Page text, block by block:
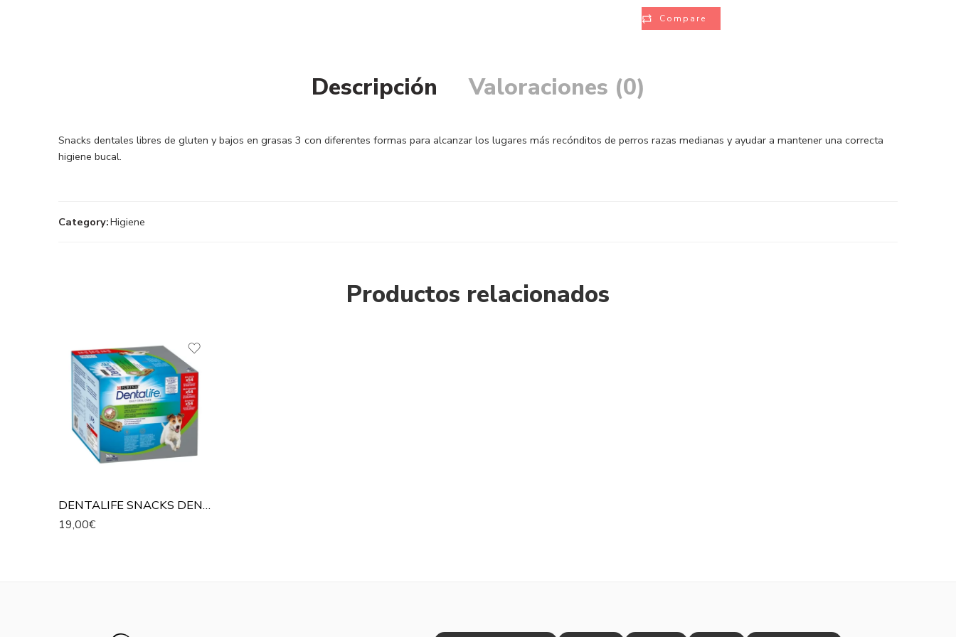
Compare
Descripción Valoraciones (0)
Snacks dentales libres de gluten y bajos en grasas 3 con diferentes formas para alcanzar los lugares más recónditos de perros razas medianas y ayudar a mantener una correcta
higiene bucal.
Category:Higiene
Productos relacionados
DENTALIFE SNACKS DENTALES PARA PERROS DE RAZA PEQUEÑA
19,00€